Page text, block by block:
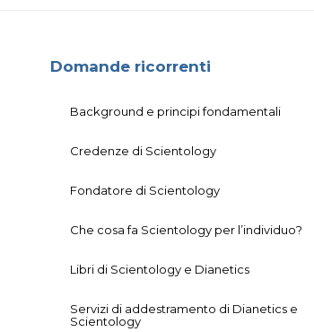
Domande ricorrenti
Background e principi fondamentali
Credenze di Scientology
Fondatore di Scientology
Che cosa fa Scientology per l’individuo?
Libri di Scientology e Dianetics
Servizi di addestramento di Dianetics e
Scientology